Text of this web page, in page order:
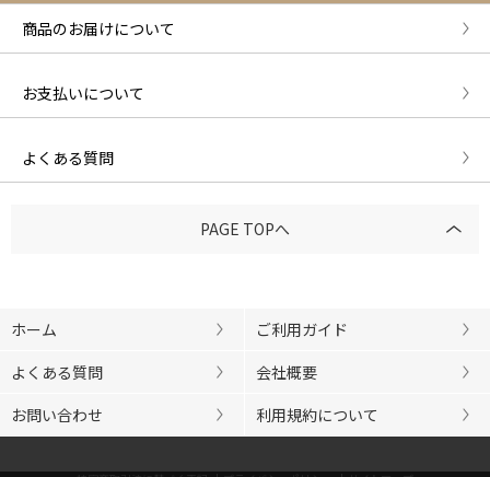
商品のお届けについて
お支払いについて
よくある質問
PAGE TOPへ
ホーム
ご利用ガイド
よくある質問
会社概要
お問い合わせ
利用規約について